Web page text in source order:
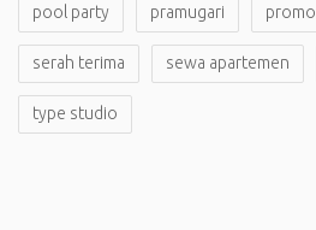
pool party pramugari promo
serah terima sewa apartemen
type studio